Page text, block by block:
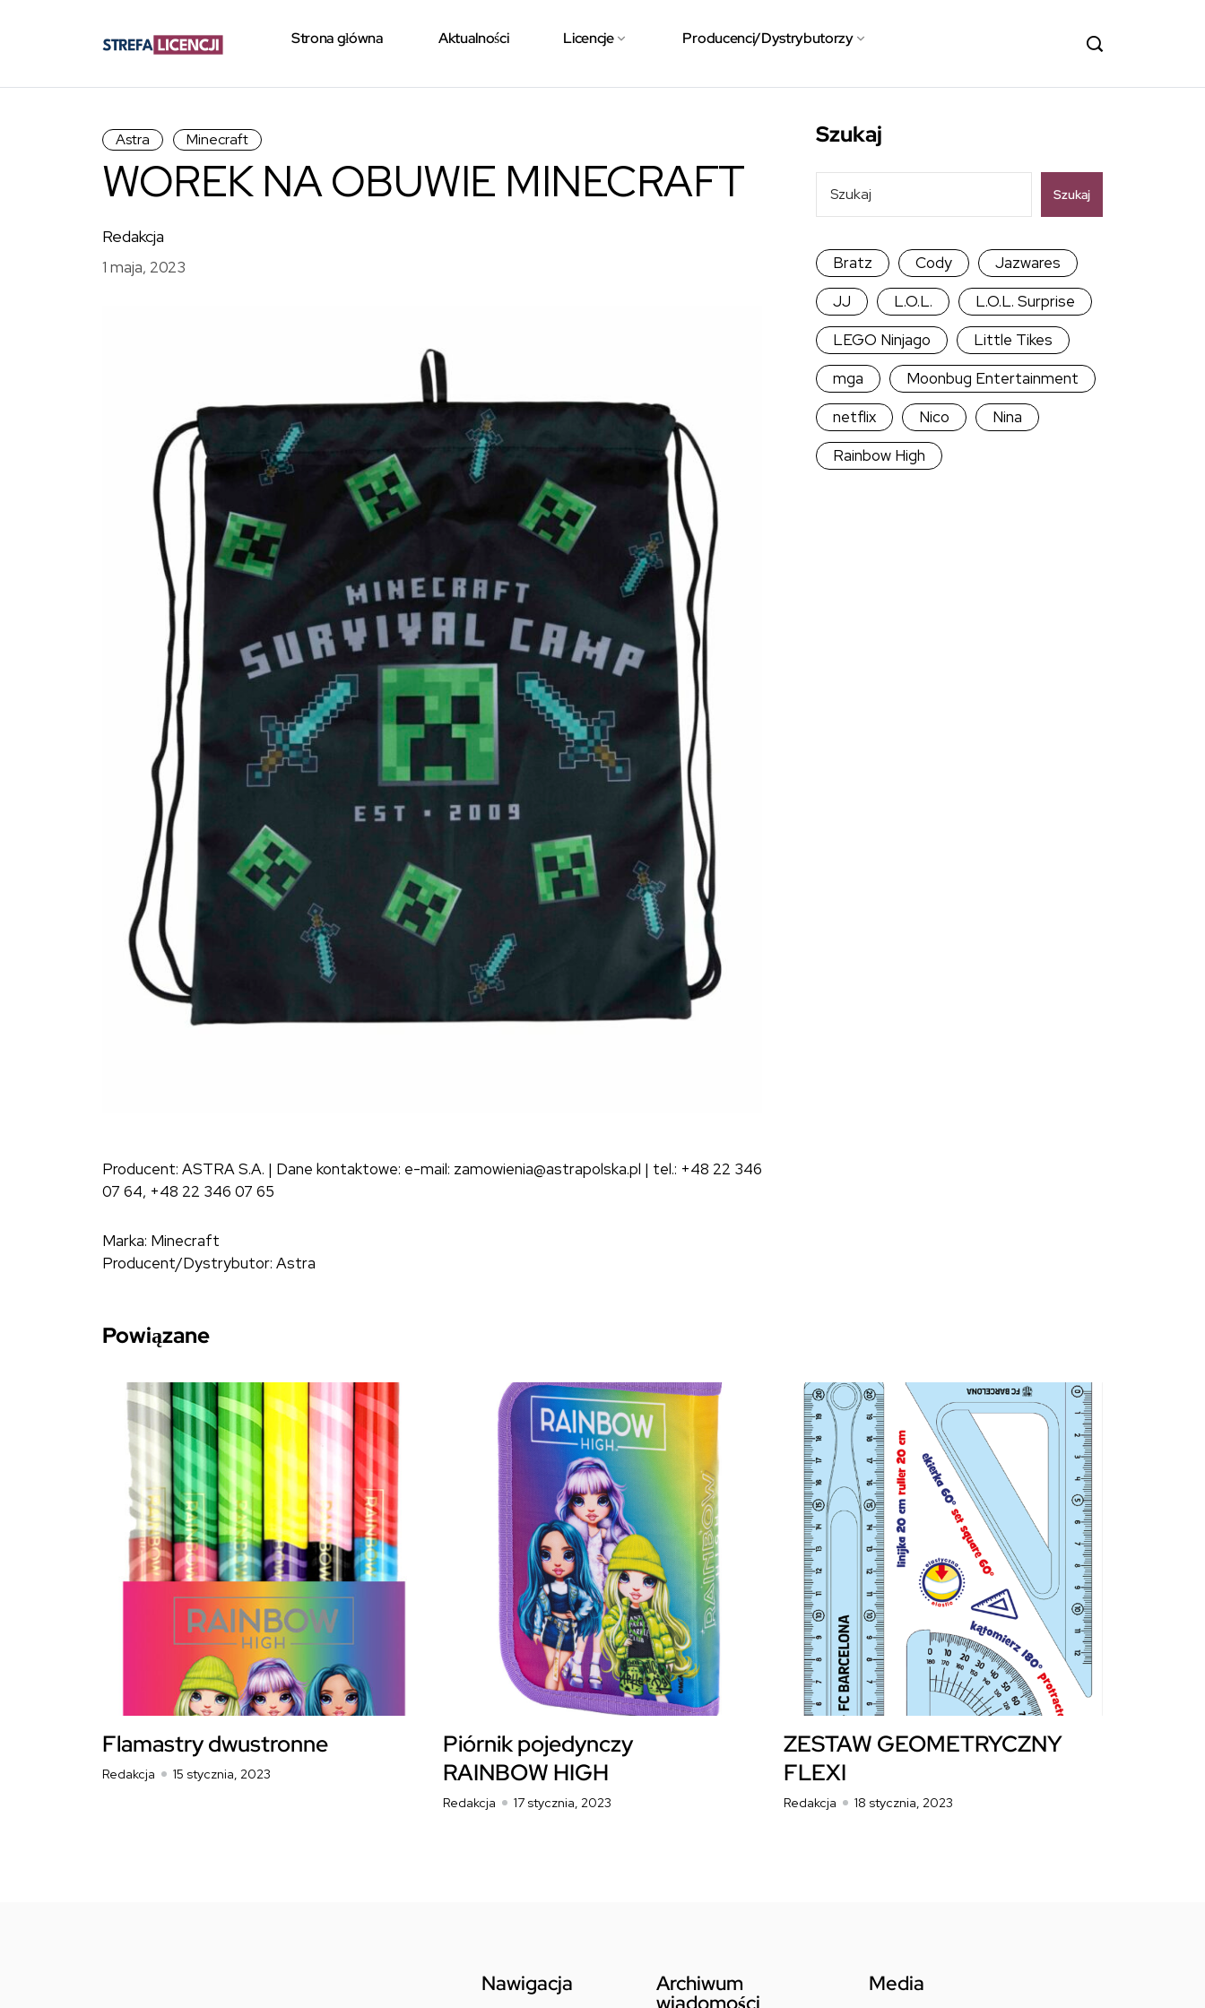
Strona główna Aktualności Licencje Producenci/Dystrybutorzy
Astra Minecraft
WOREK NA OBUWIE MINECRAFT
Redakcja
1 maja, 2023
Producent: ASTRA S.A. | Dane kontaktowe: e-mail: zamowienia@astrapolska.pl | tel.: +48 22 346
07 64, +48 22 346 07 65
Marka: Minecraft
Producent/Dystrybutor: Astra
Szukaj
Szukaj
Bratz Cody
Jazwares
JJ
L.O.L.
L.O.L. Surprise
LEGO Ninjago
Little Tikes
mga
Moonbug Entertainment
netflix
Nico
Nina
Rainbow High
Powiązane
Flamastry dwustronne
Redakcja 15 stycznia, 2023
Piórnik pojedynczy
RAINBOW HIGH
Redakcja 17 stycznia, 2023
ZESTAW GEOMETRYCZNY
FLEXI
Redakcja 18 stycznia, 2023
Nawigacja Archiwum Media